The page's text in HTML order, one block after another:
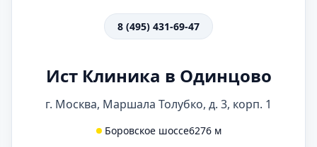
8 (495) 431-69-47
Ист Клиника в Одинцово
г. Москва, Маршала Толубко, д. 3, корп. 1
Боровское шоссе6276 м